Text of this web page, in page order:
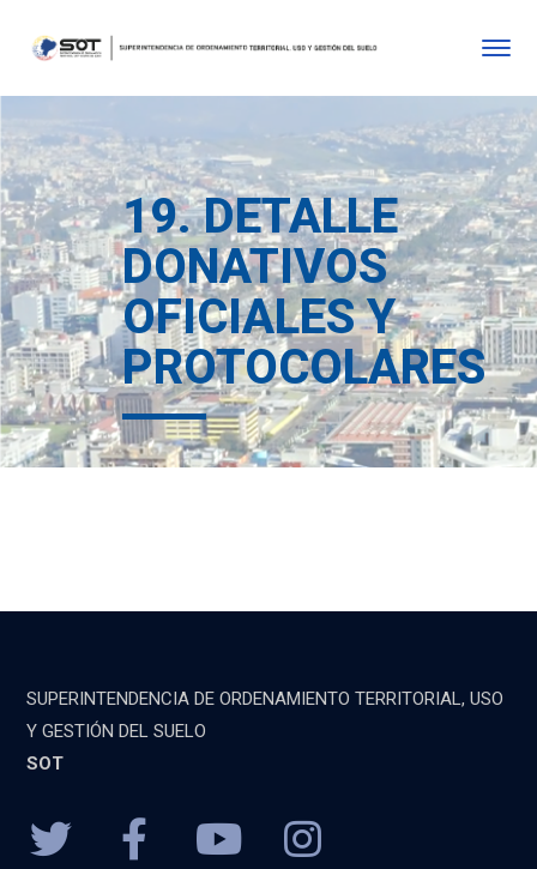
19. DETALLE
DONATIVOS
OFICIALES Y
PROTOCOLARES
SUPERINTENDENCIA DE ORDENAMIENTO TERRITORIAL, USO
Y GESTIÓN DEL SUELO
SOT